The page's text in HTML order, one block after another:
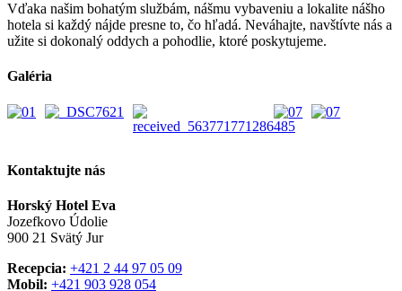
Vďaka našim bohatým službám, nášmu vybaveniu a lokalite nášho
hotela si každý nájde presne to, čo hľadá. Neváhajte, navštívte nás a
užite si dokonalý oddych a pohodlie, ktoré poskytujeme.
Galéria
Kontaktujte nás
Horský Hotel Eva
Jozefkovo Údolie
900 21 Svätý Jur
Recepcia: +421 2 44 97 05 09
Mobil: +421 903 928 054